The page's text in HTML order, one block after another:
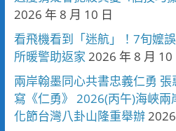
2026 年 8 月 10 日
看飛機看到「迷航」！7旬嬤
所暖警助返家 2026 年 8 月 10
兩岸翰墨同心共書忠義仁勇
寫《仁勇》 2026(丙午)海峽
化節台灣八卦山隆重舉辦